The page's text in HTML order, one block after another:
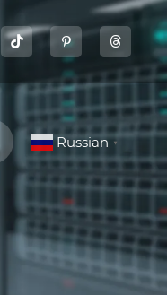
  
Russian ▼